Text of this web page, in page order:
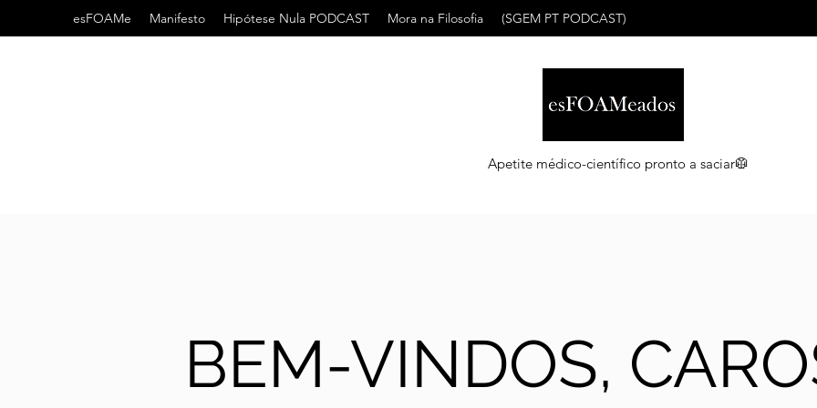
esFOAMe Manifesto Hipótese Nula PODCAST Mora na Filosofia (SGEM PT PODCAST)
Apetite médico-científico pronto a saciar🥼
BEM-VINDOS,